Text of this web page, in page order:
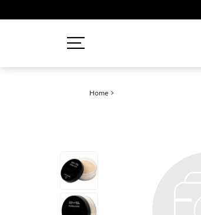
Home >
Solaire
Brumes
Blush